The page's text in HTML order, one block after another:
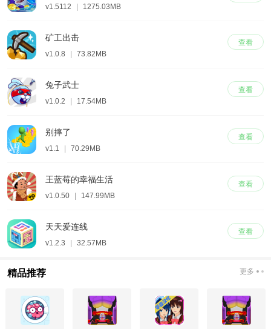
v1.5112 | 1275.03MB
查看
矿工出击
v1.0.8 | 73.82MB
查看
兔子武士
v1.0.2 | 17.54MB
查看
别摔了
v1.1 | 70.29MB
查看
王蓝莓的幸福生活
v1.0.50 | 147.99MB
查看
天天爱连线
v1.2.3 | 32.57MB
精品推荐 更多